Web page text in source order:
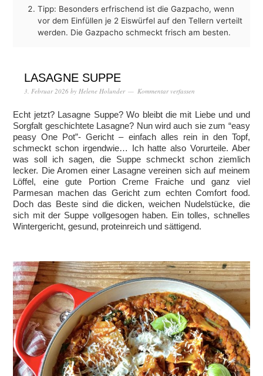
Tipp: Besonders erfrischend ist die Gazpacho, wenn
vor dem Einfüllen je 2 Eiswürfel auf den Tellern verteilt
werden. Die Gazpacho schmeckt frisch am besten.
LASAGNE SUPPE
3. Februar 2026 by Helene Holunder Kommentar verfassen
Echt jetzt? Lasagne Suppe? Wo bleibt die mit Liebe und und
Sorgfalt geschichtete Lasagne? Nun wird auch sie zum “easy
peasy One Pot”- Gericht – einfach alles rein in den Topf,
schmeckt schon irgendwie… Ich hatte also Vorurteile. Aber
was soll ich sagen, die Suppe schmeckt schon ziemlich
lecker. Die Aromen einer Lasagne vereinen sich auf meinem
Löffel, eine gute Portion Creme Fraiche und ganz viel
Parmesan machen das Gericht zum echten Comfort food.
Doch das Beste sind die dicken, weichen Nudelstücke, die
sich mit der Suppe vollgesogen haben. Ein tolles, schnelles
Wintergericht, gesund, proteinreich und sättigend.